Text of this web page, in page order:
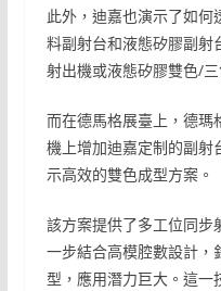
此外，迪嘉也演示了如何
料副射台和液態矽膠副
射出機或液態矽膠雙色/三
而在德馬格展臺上，德瑪
機上增加迪嘉定制的副射
示高效的雙色成型方案。
該方案提供了多工位同步
一步結合高模腔數設計，
型，應用潛力巨大。這